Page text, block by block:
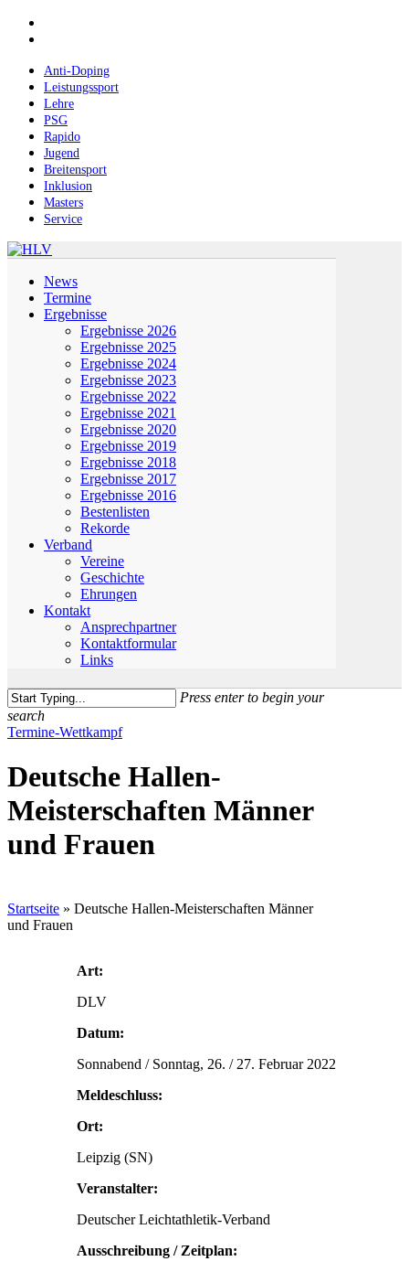
Skip
contentAnti-Doping
Leistungssport
Lehre
PSG
Rapido
Jugend
Breitensport
Inklusion
Masters
Service
News
Termine
Ergebnisse
Ergebnisse 2026
Ergebnisse 2025
Ergebnisse 2024
Ergebnisse 2023
Ergebnisse 2022
Ergebnisse 2021
Ergebnisse 2020
Ergebnisse 2019
Ergebnisse 2018
Ergebnisse 2017
Ergebnisse 2016
Bestenlisten
Rekorde
Verband
Vereine
Geschichte
Ehrungen
Kontakt
Ansprechpartner
Kontaktformular
Links
Press enter to begin your
search
Close
Termine-Wettkampf
Deutsche Hallen-
Meisterschaften Männer
und Frauen
Startseite » Deutsche Hallen-Meisterschaften Männer
und Frauen
Art:
DLV
Datum:
Sonnabend / Sonntag, 26. / 27. Februar 2022
Meldeschluss:
Ort:
Leipzig (SN)
Veranstalter:
Deutscher Leichtathletik-Verband
Ausschreibung / Zeitplan: